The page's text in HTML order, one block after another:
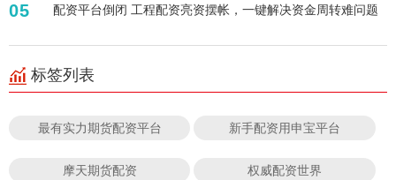
05 配资平台倒闭 工程配资亮资摆帐，一键解决资金周转难问题
标签列表
最有实力期货配资平台 新手配资用申宝平台
摩天期货配资 权威配资世界